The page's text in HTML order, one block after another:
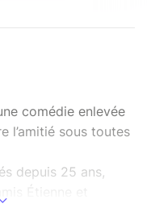
comédie enlevée
l’amitié sous toutes
depuis 25 ans,
Étienne et